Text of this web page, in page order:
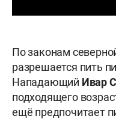
По законам
разрешается пить
Нападающий Ивар
подходящего
ещё предпочитает